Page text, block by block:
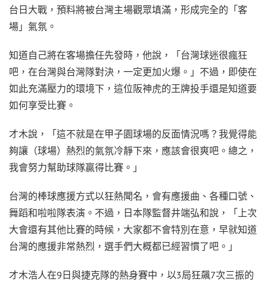
台日大戰，預料將被台灣主場觀眾填滿，形成完全的「客
場」氣氛。
知道自己將在客場擔任先發時，他說，「台灣球迷很瘋狂
吧，在台灣與台灣隊對決，一定更加火爆。」不過，即使在
如此充滿壓力的環境下，這位阪神虎的王牌投手還是知道要
如何享受比賽。
才木說，「這不就是在甲子園球場的反面情況嗎？我覺得能
夠讓（球場）熱烈的氣氛冷靜下來，應該會很爽吧。總之，
我會努力幫助球隊贏得比賽。」
台灣的棒球應援方式以狂熱聞名，會有應援曲、各種口號、
舞蹈和啦啦隊表演。不過，日本隊監督井端弘和說，「上次
大會還有其他比賽的時候，大家都不會特別在意，早就知道
台灣的應援非常熱烈，選手們大概都已經習慣了吧。」
才木浩人在9日與捷克隊的熱身賽中，以3局狂飆7次三振的